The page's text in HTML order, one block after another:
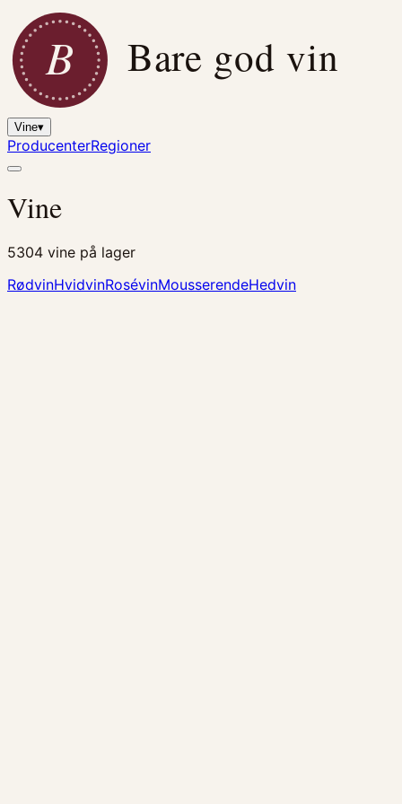
B Bare god vin
Vine▾
ProducenterRegioner
Vine
5304 vine på lager
RødvinHvidvinRosévinMousserendeHedvin